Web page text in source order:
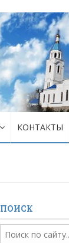
КОНТАКТЫ
ПОИСК